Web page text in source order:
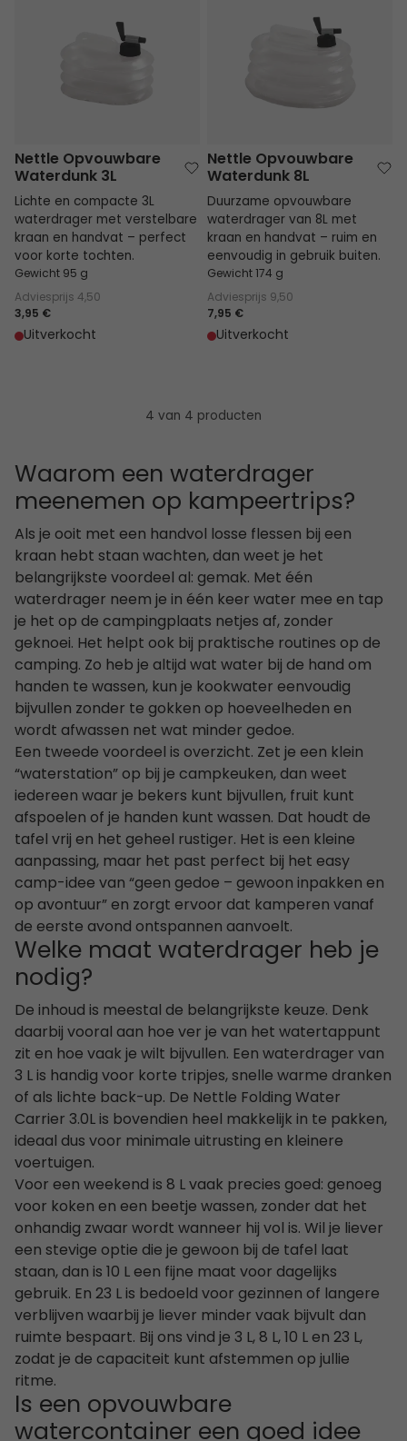
Nettle Opvouwbare
Waterdunk 3L
Lichte en compacte 3L
waterdrager met verstelbare
kraan en handvat – perfect
voor korte tochten.
Gewicht 95 g
Adviesprijs 4,50
3,95 €
Uitverkocht
Nettle Opvouwbare
Waterdunk 8L
Duurzame opvouwbare
waterdrager van 8L met
kraan en handvat – ruim en
eenvoudig in gebruik buiten.
Gewicht 174 g
Adviesprijs 9,50
7,95 €
Uitverkocht
4 van 4 producten
Waarom een waterdrager
meenemen op kampeertrips?
Als je ooit met een handvol losse flessen bij een
kraan hebt staan wachten, dan weet je het
belangrijkste voordeel al: gemak. Met één
waterdrager neem je in één keer water mee en tap
je het op de campingplaats netjes af, zonder
geknoei. Het helpt ook bij praktische routines op de
camping. Zo heb je altijd wat water bij de hand om
handen te wassen, kun je kookwater eenvoudig
bijvullen zonder te gokken op hoeveelheden en
wordt afwassen net wat minder gedoe.
Een tweede voordeel is overzicht. Zet je een klein
“waterstation” op bij je campkeuken, dan weet
iedereen waar je bekers kunt bijvullen, fruit kunt
afspoelen of je handen kunt wassen. Dat houdt de
tafel vrij en het geheel rustiger. Het is een kleine
aanpassing, maar het past perfect bij het easy
camp-idee van “geen gedoe – gewoon inpakken en
op avontuur” en zorgt ervoor dat kamperen vanaf
de eerste avond ontspannen aanvoelt.
Welke maat waterdrager heb je
nodig?
De inhoud is meestal de belangrijkste keuze. Denk
daarbij vooral aan hoe ver je van het watertappunt
zit en hoe vaak je wilt bijvullen. Een waterdrager van
3 L is handig voor korte tripjes, snelle warme dranken
of als lichte back-up. De Nettle Folding Water
Carrier 3.0L is bovendien heel makkelijk in te pakken,
ideaal dus voor minimale uitrusting en kleinere
voertuigen.
Voor een weekend is 8 L vaak precies goed: genoeg
voor koken en een beetje wassen, zonder dat het
onhandig zwaar wordt wanneer hij vol is. Wil je liever
een stevige optie die je gewoon bij de tafel laat
staan, dan is 10 L een fijne maat voor dagelijks
gebruik. En 23 L is bedoeld voor gezinnen of langere
verblijven waarbij je liever minder vaak bijvult dan
ruimte bespaart. Bij ons vind je 3 L, 8 L, 10 L en 23 L,
zodat je de capaciteit kunt afstemmen op jullie
ritme.
Is een opvouwbare
watercontainer een goed idee